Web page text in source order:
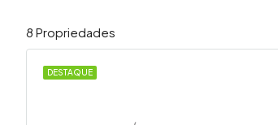
8 Propriedades
DESTAQUE